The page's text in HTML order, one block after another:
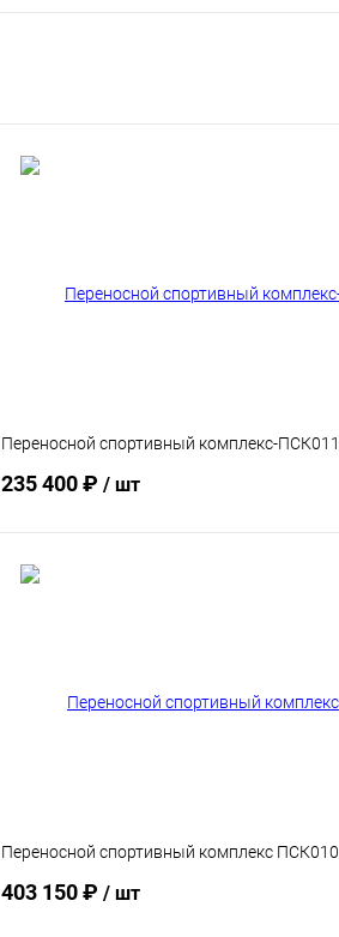
Переносной спортивный комплекс-ПСК011
235 400 ₽ / шт
Переносной спортивный комплекс ПСК010
403 150 ₽ / шт